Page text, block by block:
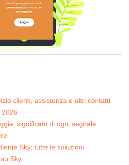
clienti, assistenza e altri contatti
2026
significato di ogni segnale
Sky: tutte le soluzioni
Sky